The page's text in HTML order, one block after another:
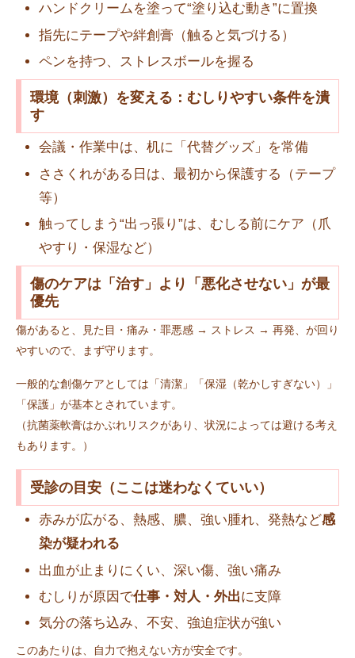
ハンドクリームを塗って“塗り込む動き”に置換
指先にテープや絆創膏（触ると気づける）
ペンを持つ、ストレスボールを握る
環境（刺激）を変える：むしりやすい条件を潰
す
会議・作業中は、机に「代替グッズ」を常備
ささくれがある日は、最初から保護する（テープ
等）
触ってしまう“出っ張り”は、むしる前にケア（爪
やすり・保湿など）
傷のケアは「治す」より「悪化させない」が最
優先
傷があると、見た目・痛み・罪悪感 → ストレス → 再発、が回り
やすいので、まず守ります。
一般的な創傷ケアとしては「清潔」「保湿（乾かしすぎない）」
「保護」が基本とされています。
（抗菌薬軟膏はかぶれリスクがあり、状況によっては避ける考え
もあります。）
受診の目安（ここは迷わなくていい）
赤みが広がる、熱感、膿、強い腫れ、発熱など感
染が疑われる
出血が止まりにくい、深い傷、強い痛み
むしりが原因で仕事・対人・外出に支障
気分の落ち込み、不安、強迫症状が強い
このあたりは、自力で抱えない方が安全です。